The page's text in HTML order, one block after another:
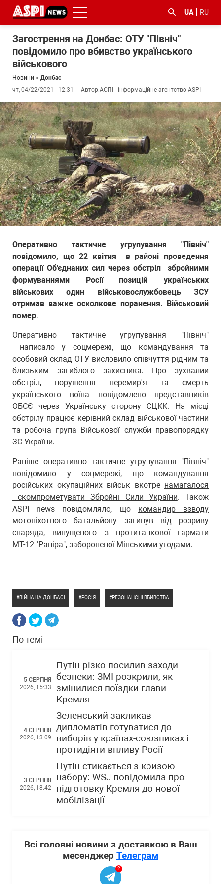
UA RU
Загострення на Донбас: ОТУ "Північ"
повідомило про вбивство українського
військового
Новини » Донбас
чт, 04/22/2021 - 12:31
Автор:АСПІ - інформаційне агентство ASPI
Оперативно тактичне угрупування "Північ"
повідомило, що 22 квітня в районі проведення
операції Об'єднаних сил через обстріл збройними
формуваннями Росії позицій українських
військових один військовослужбовець ЗСУ
отримав важке осколкове поранення. Військовий
помер.
Оперативно тактичне угрупування "Північ"
написало у соцмережі, що командування та
особовий склад ОТУ висловило співчуття рідним та
близьким загиблого захисника. Про зухвалий
обстріл, порушення перемир'я та смерть
українського воїна повідомлено представників
ОБСЄ через Українську сторону СЦКК. На місці
обстрілу працює керівний склад військової частини
та робоча група Військової служби правопорядку
ЗС України.
Раніше оперативно тактичне угрупування "Північ"
повідомило у соцмережі, що командування
російських окупаційних військ вкотре намагалося
скомпрометувати Збройні Сили України. Також
ASPI news повідомляло, що командир взводу
мотопіхотного батальйону загинув від розриву
снаряда, випущеного з протитанкової гармати
МТ-12 "Рапіра", забороненої Мінськими угодами.
ВІЙНА НА ДОНБАСІ РОСІЯ РЕЗОНАНСНІ ВБИВСТВА
По темі
5 СЕРПНЯ
2026, 15:33
Путін різко посилив заходи
безпеки: ЗМІ розкрили, як
змінилися поїздки глави
Кремля
4 СЕРПНЯ
2026, 13:09
Зеленський закликав
дипломатів готуватися до
виборів у країнах-союзниках і
протидіяти впливу Росії
3 СЕРПНЯ
2026, 18:42
Путін стикається з кризою
набору: WSJ повідомила про
підготовку Кремля до нової
мобілізації
Всі головні новини з доставкою в Ваш
месенджер Телеграм
2
#ООС
#боротьба
з
корупцією
#ДФС #Київ #коронавірус